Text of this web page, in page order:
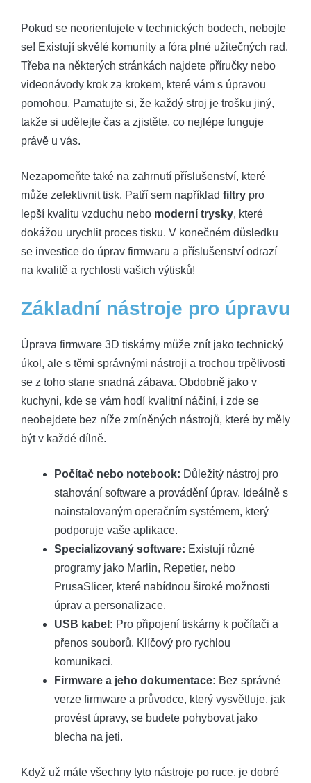
Pokud se neorientujete v technických bodech, nebojte
se! Existují skvělé komunity a fóra plné užitečných rad.
Třeba na některých stránkách najdete příručky nebo
videonávody krok za krokem, které vám s úpravou
pomohou. Pamatujte si, že každý stroj je trošku jiný,
takže si udělejte čas a zjistěte, co nejlépe funguje
právě u vás.
Nezapomeňte také na zahrnutí příslušenství, které
může zefektivnit tisk. Patří sem například filtry pro
lepší kvalitu vzduchu nebo moderní trysky, které
dokážou urychlit proces tisku. V konečném důsledku
se investice do úprav firmwaru a příslušenství odrazí
na kvalitě a rychlosti vašich výtisků!
Základní nástroje pro úpravu
Úprava firmware 3D tiskárny může znít jako technický
úkol, ale s těmi správnými nástroji a trochou trpělivosti
se z toho stane snadná zábava. Obdobně jako v
kuchyni, kde se vám hodí kvalitní náčiní, i zde se
neobejdete bez níže zmíněných nástrojů, které by měly
být v každé dílně.
Počítač nebo notebook: Důležitý nástroj pro
stahování software a provádění úprav. Ideálně s
nainstalovaným operačním systémem, který
podporuje vaše aplikace.
Specializovaný software: Existují různé
programy jako Marlin, Repetier, nebo
PrusaSlicer, které nabídnou široké možnosti
úprav a personalizace.
USB kabel: Pro připojení tiskárny k počítači a
přenos souborů. Klíčový pro rychlou
komunikaci.
Firmware a jeho dokumentace: Bez správné
verze firmware a průvodce, který vysvětluje, jak
provést úpravy, se budete pohybovat jako
blecha na jeti.
Když už máte všechny tyto nástroje po ruce, je dobré